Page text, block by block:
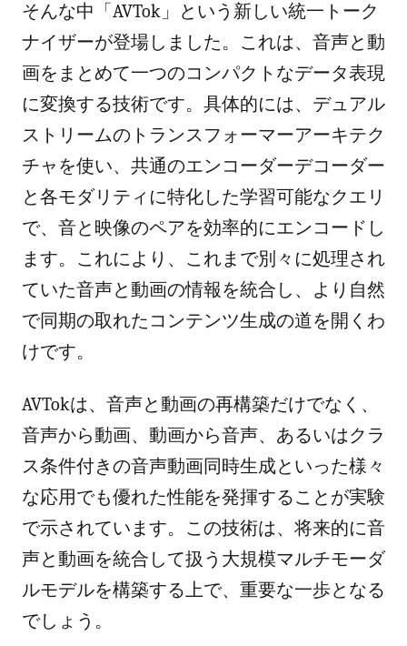
そんな中「AVTok」という新しい統一トーク
ナイザーが登場しました。これは、音声と動
画をまとめて一つのコンパクトなデータ表現
に変換する技術です。具体的には、デュアル
ストリームのトランスフォーマーアーキテク
チャを使い、共通のエンコーダーデコーダー
と各モダリティに特化した学習可能なクエリ
で、音と映像のペアを効率的にエンコードし
ます。これにより、これまで別々に処理され
ていた音声と動画の情報を統合し、より自然
で同期の取れたコンテンツ生成の道を開くわ
けです。
AVTokは、音声と動画の再構築だけでなく、
音声から動画、動画から音声、あるいはクラ
ス条件付きの音声動画同時生成といった様々
な応用でも優れた性能を発揮することが実験
で示されています。この技術は、将来的に音
声と動画を統合して扱う大規模マルチモーダ
ルモデルを構築する上で、重要な一歩となる
でしょう。